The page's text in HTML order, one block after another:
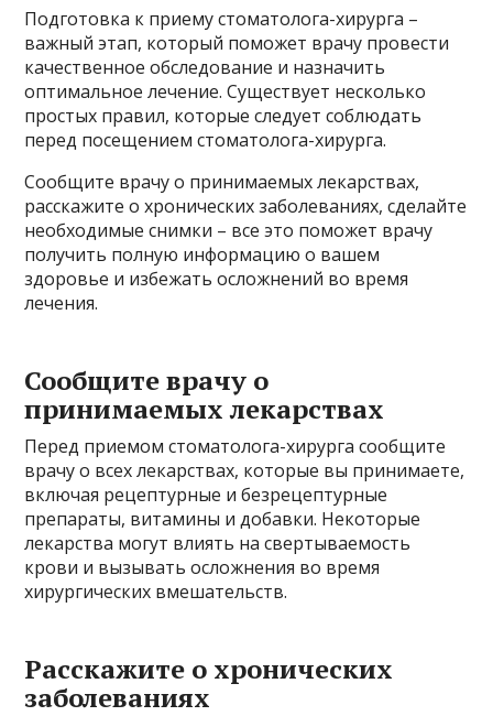
Подготовка к приему стоматолога-хирурга –
важный этап, который поможет врачу провести
качественное обследование и назначить
оптимальное лечение. Существует несколько
простых правил, которые следует соблюдать
перед посещением стоматолога-хирурга.
Сообщите врачу о принимаемых лекарствах,
расскажите о хронических заболеваниях, сделайте
необходимые снимки – все это поможет врачу
получить полную информацию о вашем
здоровье и избежать осложнений во время
лечения.
Сообщите врачу о
принимаемых лекарствах
Перед приемом стоматолога-хирурга сообщите
врачу о всех лекарствах, которые вы принимаете,
включая рецептурные и безрецептурные
препараты, витамины и добавки. Некоторые
лекарства могут влиять на свертываемость
крови и вызывать осложнения во время
хирургических вмешательств.
Расскажите о хронических
заболеваниях